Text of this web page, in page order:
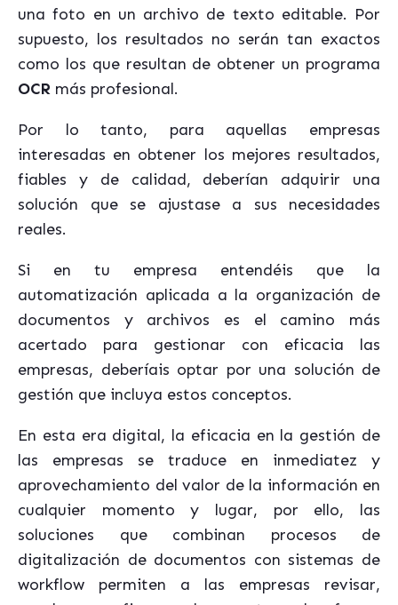
una foto en un archivo de texto editable. Por
supuesto, los resultados no serán tan exactos
como los que resultan de obtener un programa
OCR más profesional.
Por lo tanto, para aquellas empresas
interesadas en obtener los mejores resultados,
fiables y de calidad, deberían adquirir una
solución que se ajustase a sus necesidades
reales.
Si en tu empresa entendéis que la
automatización aplicada a la organización de
documentos y archivos es el camino más
acertado para gestionar con eficacia las
empresas, deberíais optar por una solución de
gestión que incluya estos conceptos.
En esta era digital, la eficacia en la gestión de
las empresas se traduce en inmediatez y
aprovechamiento del valor de la información en
cualquier momento y lugar, por ello, las
soluciones que combinan procesos de
digitalización de documentos con sistemas de
workflow permiten a las empresas revisar,